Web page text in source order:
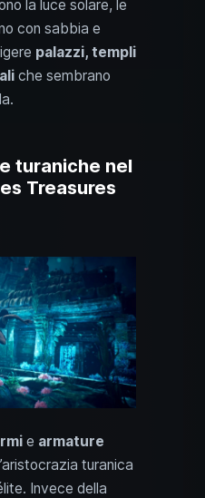
la luce solare, le
con sabbia e
palazzi, templi
che sembrano
turaniche nel
Treasures
e armature
turanica
Invece della